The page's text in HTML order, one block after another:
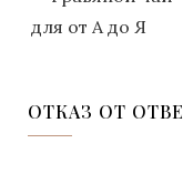
ОТКАЗ ОТ